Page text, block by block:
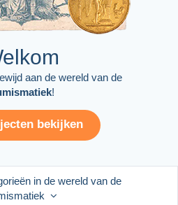
aan de wereld van de
!
bekijken
in de wereld van de